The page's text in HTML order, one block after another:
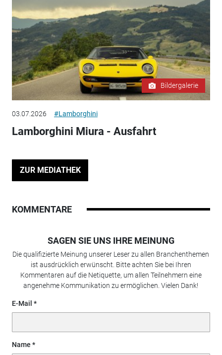
Bildergalerie
03.07.2026 #Lamborghini
Lamborghini Miura - Ausfahrt
ZUR MEDIATHEK
KOMMENTARE
SAGEN SIE UNS IHRE MEINUNG
Die qualifizierte Meinung unserer Leser zu allen Branchenthemen
ist ausdrücklich erwünscht. Bitte achten Sie bei Ihren
Kommentaren auf die Netiquette, um allen Teilnehmern eine
angenehme Kommunikation zu ermöglichen. Vielen Dank!
E-Mail
Name